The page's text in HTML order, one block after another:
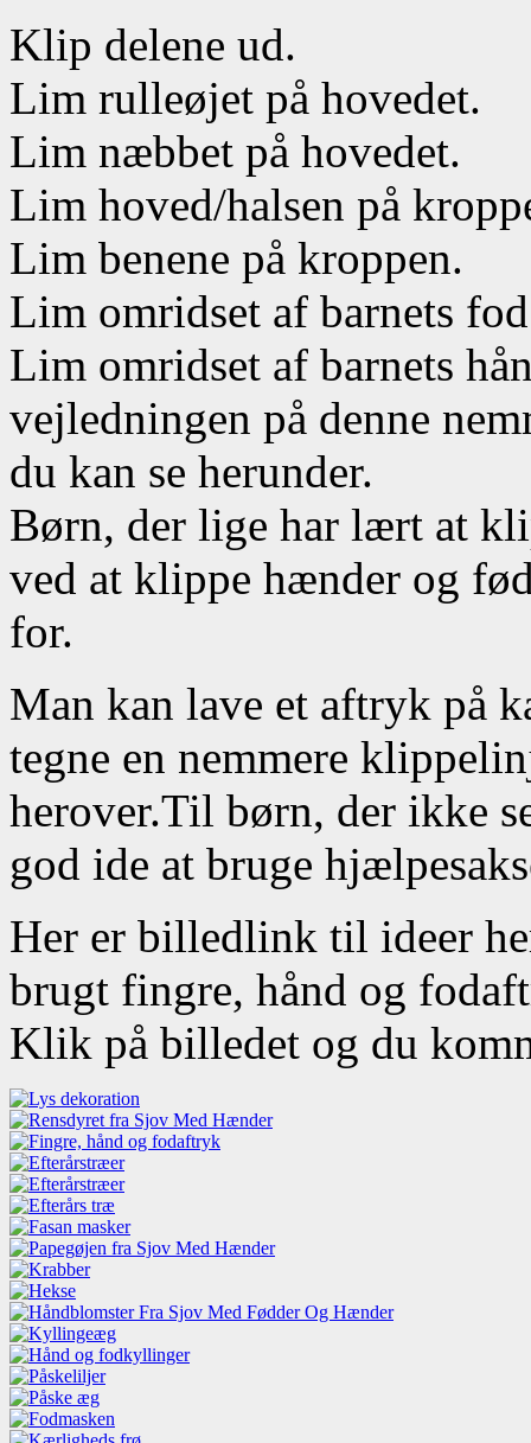
Klip delene ud.
Lim rulleøjet på hovedet.
Lim næbbet på hovedet.
Lim hoved/halsen på
Lim benene på kroppen.
Lim omridset af barnets
Lim omridset af barnets
vejledningen på denne
du kan se herunder.
Børn, der lige har lært at
ved at klippe hænder og
for.
Man kan lave et aftryk på
tegne en nemmere
herover.Til børn, der ikke
god ide at bruge
Her er billedlink til ideer
brugt fingre, hånd og
Klik på billedet og du